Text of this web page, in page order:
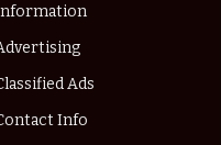
Ads
Info